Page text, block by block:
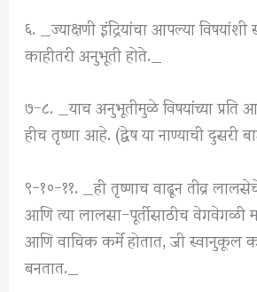
६. _ज्याक्षणी इंद्रियांचा आपल्या विषयांशी
काहीतरी अनुभूती होते._
७-८. _याच अनुभूतीमुळे विषयांच्या प्रति
हीच तृष्णा आहे. (द्वेष या नाण्याची
९-१०-११. _ही तृष्णाच वाढून तीव्र
आणि त्या लालसा-पूर्तीसाठीच
आणि वाचिक कर्मे होतात, जी स्वानुकूल
बनतात._